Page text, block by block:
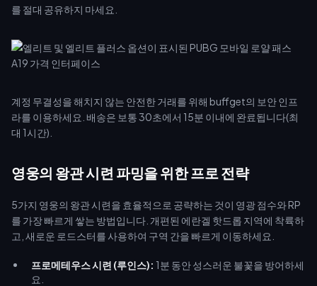
를 절대 공유하지 마세요.
계정 무결성을 해치지 않는 안전한 거래를 위해 buffget의 보안 인프
라를 이용하세요. 배송은 보통 30초에서 15분 이내에 완료됩니다(최
대 1시간).
영웅의 왕관 시련 파밍을 위한 프로 전략
5가지 영웅의 왕관 시련을 효율적으로 공략하는 것이 영광 점수와 RP
를 가장 빠르게 쌓는 방법입니다. 개편된 에란겔 핫드롭 지역에 착륙하
고, 새로운 로드스터를 사용하여 구역 간을 빠르게 이동하세요.
프로메테우스 시련 (루인스): 1분 동안 성스러운 불꽃을 방어하세
요.